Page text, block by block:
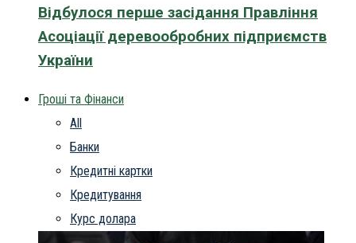
Відбулося перше засідання Правління
Асоціації деревообробних підприємств
України
Гроші та Фінанси
All
Банки
Кредитні картки
Кредитування
Курс долара